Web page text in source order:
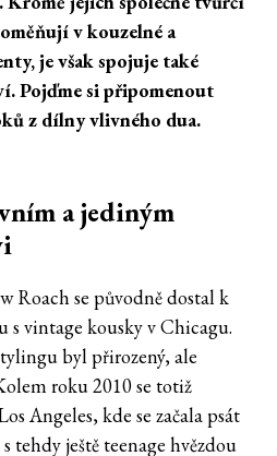
v kouzelné a
je však spojuje také
Pojďme si připomenout
z dílny vlivného dua.
a jediným
Roach se původně dostal k
vintage kousky v Chicagu.
byl přirozený, ale
roku 2010 se totiž
Angeles, kde se začala psát
tehdy ještě teenage hvězdou